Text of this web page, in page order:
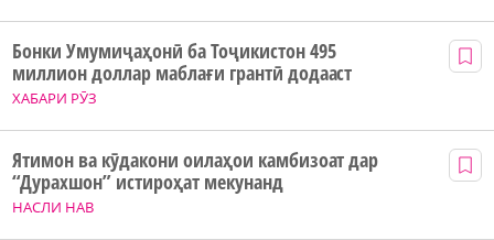
ХАБАРИ РӮЗ
Бонки Умумиҷаҳонӣ ба Тоҷикистон 495
миллион доллар маблағи грантӣ додааст
НАСЛИ НАВ
Ятимон ва кӯдакони оилаҳои камбизоат дар
“Дурахшон” истироҳат мекунанд